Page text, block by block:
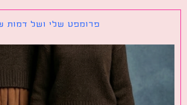
פרומפט שלי ושל דמות שלי ליד